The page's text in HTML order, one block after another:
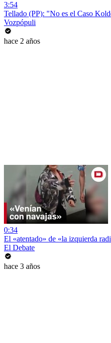
3:54
Tellado (PP): "No es el Caso
Vozpópuli
hace 2 años
0:34
El «atentado» de «la izquierda
El Debate
hace 3 años